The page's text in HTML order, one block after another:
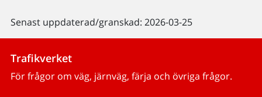
Senast uppdaterad/granskad: 2026-03-25
Trafikverket
För frågor om väg, järnväg, färja och övriga frågor.